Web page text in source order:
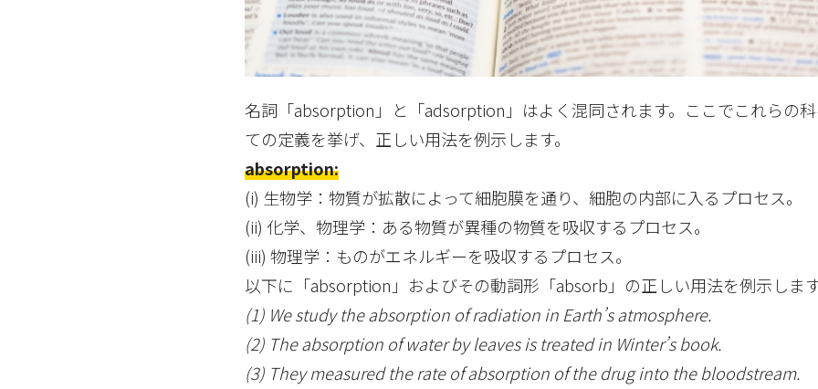
名詞「absorption」と「adsorption」はよく混同されます。ここでこれらの
ての定義を挙げ、正しい用法を例示します。
absorption:
(i) 生物学：物質が拡散によって細胞膜を通り、細胞の内部に入るプロセス。
(ii) 化学、物理学：ある物質が異種の物質を吸収するプロセス。
(iii) 物理学：ものがエネルギーを吸収するプロセス。
以下に「absorption」およびその動詞形「absorb」の正しい用法を例示します
(1) We study the absorption of radiation in Earth’s atmosphere.
(2) The absorption of water by leaves is treated in Winter’s book.
(3) They measured the rate of absorption of the drug into the bloodstream.